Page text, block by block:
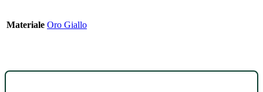
Materiale Oro Giallo